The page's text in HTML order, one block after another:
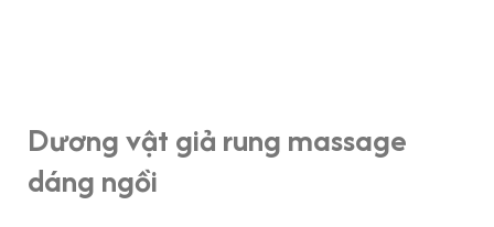
Dương vật giả rung massage
dáng ngồi